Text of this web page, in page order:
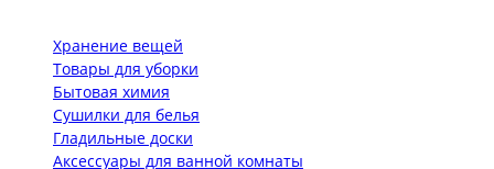
Хранение вещей
Товары для уборки
Бытовая химия
Сушилки для белья
Гладильные доски
Аксессуары для ванной комнаты